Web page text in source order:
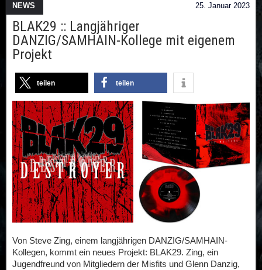
NEWS 25. Januar 2023
BLAK29 :: Langjähriger
DANZIG/SAMHAIN-Kollege mit eigenem
Projekt
teilen teilen
Von Steve Zing, einem langjährigen DANZIG/SAMHAIN-
Kollegen, kommt ein neues Projekt: BLAK29. Zing, ein
Jugendfreund von Mitgliedern der Misfits und Glenn Danzig,